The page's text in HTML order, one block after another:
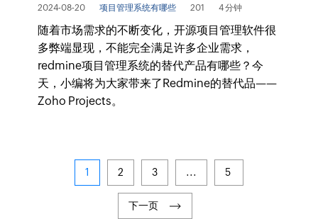
2024-08-20 项目管理系统有哪些 201 4 分钟
随着市场需求的不断变化，开源项目管理软件很
多弊端显现，不能完全满足许多企业需求，
redmine项目管理系统的替代产品有哪些？今
天，小编将为大家带来了Redmine的替代品——
Zoho Projects。
1 2 3 ... 5
下一页